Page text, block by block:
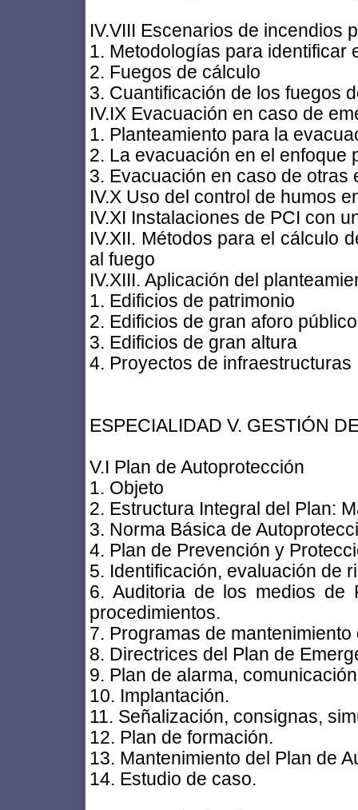
IV.VIII Escenarios de incendios
1. Metodologías para identificar
2. Fuegos de cálculo
3. Cuantificación de los fuegos
IV.IX Evacuación en caso de
1. Planteamiento para la
2. La evacuación en el enfoque
3. Evacuación en caso de otras
IV.X Uso del control de humos
IV.XI Instalaciones de PCI con
IV.XII. Métodos para el cálculo
al fuego
IV.XIII. Aplicación del
1. Edificios de patrimonio
2. Edificios de gran aforo público
3. Edificios de gran altura
4. Proyectos de infraestructuras
ESPECIALIDAD V. GESTIÓN
V.I Plan de Autoprotección
1. Objeto
2. Estructura Integral del Plan:
3. Norma Básica de
4. Plan de Prevención y
5. Identificación, evaluación de
6. Auditoria de los medios de
procedimientos.
7. Programas de
8. Directrices del Plan de
9. Plan de alarma,
10. Implantación.
11. Señalización, consignas,
12. Plan de formación.
13. Mantenimiento del Plan de
14. Estudio de caso.